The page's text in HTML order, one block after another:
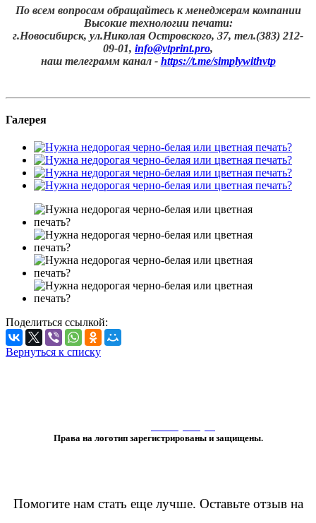
По всем вопросам обращайтесь к менеджерам компании
Высокие технологии печати:
г.Новосибирск, ул.Николая Островского, 37, тел.(383) 212-
09-01, info@vtprint.pro,
наш телеграмм канал - https://t.me/simplywithvtp
Галерея
Поделиться ссылкой:
Вернуться к списку
Права на логотип зарегистрированы и защищены.
Помогите нам стать еще лучше. Оставьте отзыв на